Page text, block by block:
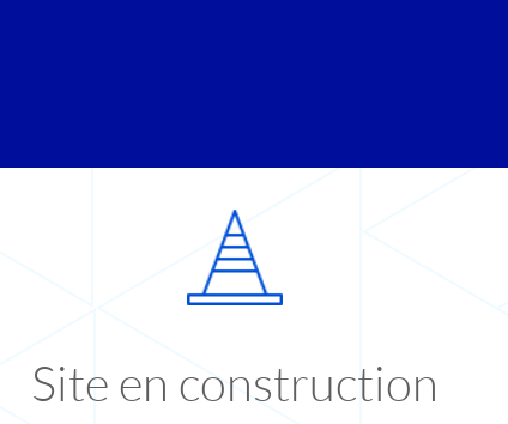
Site en construction